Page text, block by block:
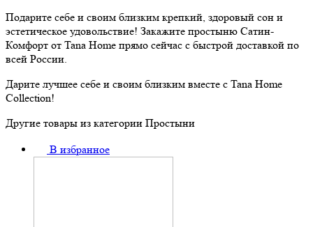
Подарите себе и своим близким крепкий, здоровый сон и
эстетическое удовольствие! Закажите простыню Сатин-
Комфорт от Tana Home прямо сейчас с быстрой доставкой по
всей России.
Дарите лучшее себе и своим близким вместе с Tana Home
Collection!
Другие товары из категории Простыни
В избранное